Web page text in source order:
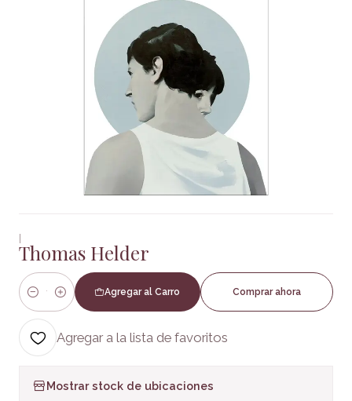
|
Thomas Helder
Cantidad
Agregar al Carro Comprar ahora
Agregar a la lista de favoritos
Mostrar stock de ubicaciones